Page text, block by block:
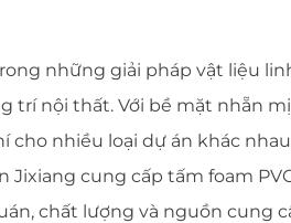
những giải pháp vật liệu
trí nội thất. Với bề mặt nhẵn
nhiều loại dự án khác
Jixiang cung cấp tấm foam
chất lượng và nguồn cung